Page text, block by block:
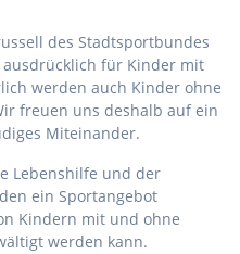
des Stadtsportbundes
für Kinder mit
werden auch Kinder ohne
freuen uns deshalb auf ein
Miteinander.
Lebenshilfe und der
ein Sportangebot
Kindern mit und ohne
werden kann.